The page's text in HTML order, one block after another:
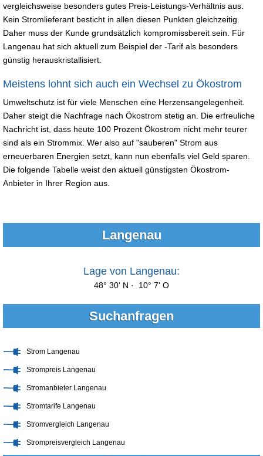
vergleichsweise besonders gutes Preis-Leistungs-Verhältnis aus.
Kein Stromlieferant besticht in allen diesen Punkten gleichzeitig.
Daher muss der Kunde grundsätzlich kompromissbereit sein. Für
Langenau hat sich aktuell zum Beispiel der -Tarif als besonders
günstig herauskristallisiert.
Meistens lohnt sich auch ein Wechsel zu Ökostrom
Umweltschutz ist für viele Menschen eine Herzensangelegenheit.
Daher steigt die Nachfrage nach Ökostrom stetig an. Die erfreuliche
Nachricht ist, dass heute 100 Prozent Ökostrom nicht mehr teurer
sind als ein Strommix. Wer also auf "sauberen" Strom aus
erneuerbaren Energien setzt, kann nun ebenfalls viel Geld sparen.
Die folgende Tabelle weist den aktuell günstigsten Ökostrom-
Anbieter in Ihrer Region aus.
Langenau
Lage von Langenau:
48° 30' N · 10° 7' O
Suchanfragen
Strom Langenau
Strompreis Langenau
Stromanbieter Langenau
Stromtarife Langenau
Stromvergleich Langenau
Strompreisvergleich Langenau